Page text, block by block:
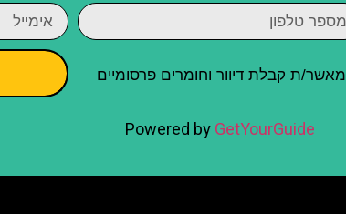
מאשר/ת קבלת דיוור וחומרים פרסומיים
Powered byGetYourGuide